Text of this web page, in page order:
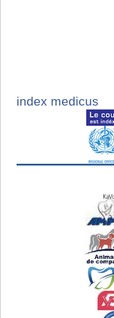
index medicus